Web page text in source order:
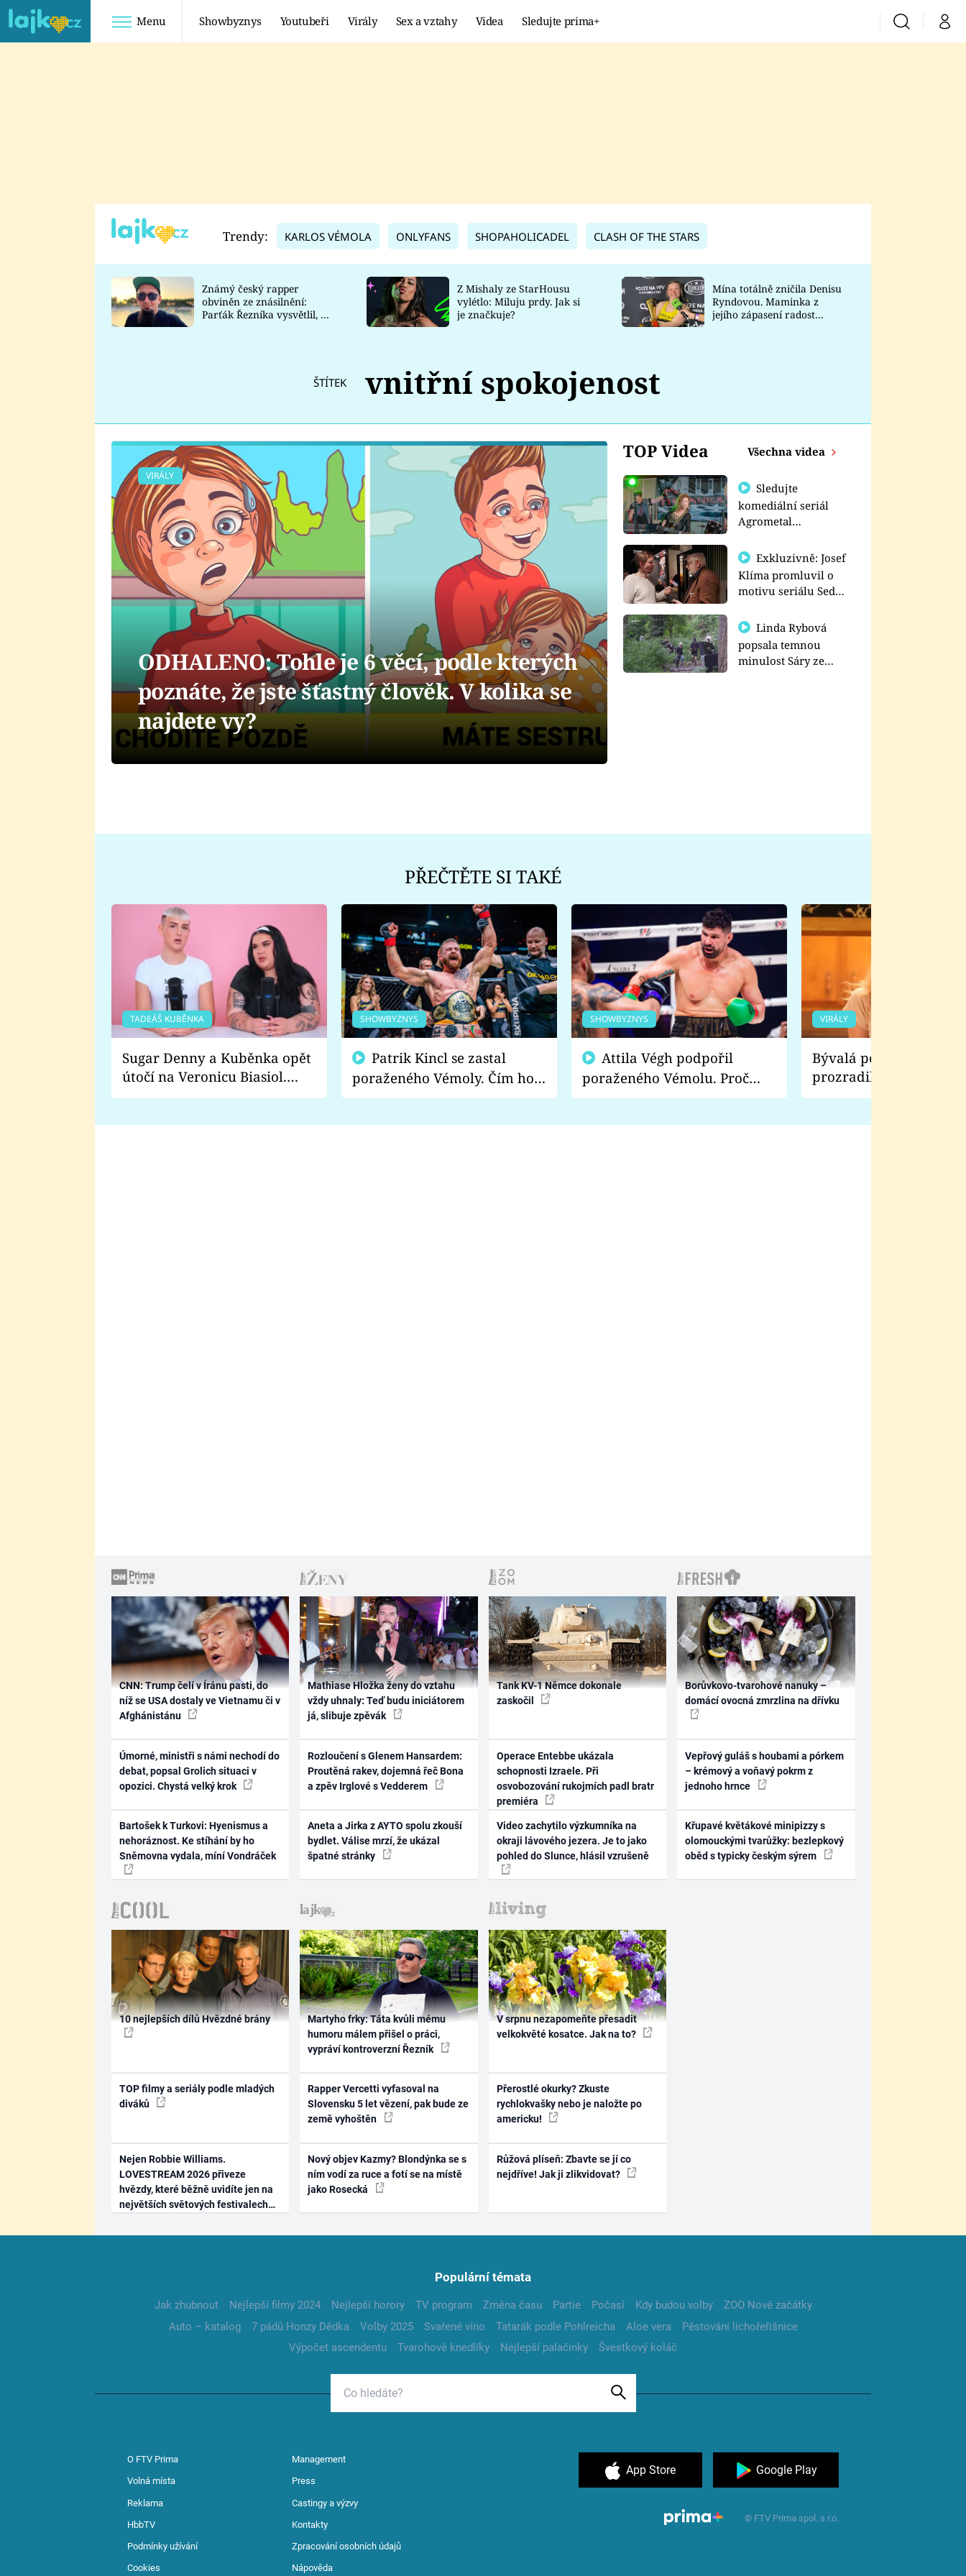
Menu Showbyznys Youtubeři Virály Sex a vztahy Videa Sledujte prima+ VyhledáváníMůj
TADEÁŠ KUBĚNKA
DATEL
Prima Lajk
Sledujte nás
Trendy: KARLOS VÉMOLA ONLYFANS SHOPAHOLICADEL CLASH OF THE STARS
Známý český rapper
obviněn ze znásilnění:
Parťák Řezníka vysvětlil, co
Z Mishaly ze StarHousu
vylétlo: Miluju prdy. Jak si
je značkuje?
Mína totálně zničila Denisu
Ryndovou. Maminka z
jejího zápasení radost
ŠTÍTEK vnitřní spokojenost
TOP Videa Všechna videa
Sledujte
komediální seriál
Agrometal
prima+
Exkluzivně: Josef
Klíma promluvil o
motivu seriálu Sedm
Linda Rybová
popsala temnou
minulost Sáry ze
VIRÁLY
ODHALENO: Tohle je 6 věcí, podle kterých
poznáte, že jste šťastný člověk. V kolika se
najdete vy?
PŘEČTĚTE SI TAKÉ
TADEÁŠ KUBĚNKA
Sugar Denny a Kuběnka opět
útočí na Veronicu Biasiol.
Proč je podle nich falešná a
SHOWBYZNYS
poraženého Vémoly. Čím ho
fanoušci naštvali?
SHOWBYZNYS
poraženého Vémolu. Proč
chce raději zápasit s ním než
VIRÁLY
Bývalá pornoherečka
prozradila, co ji
natáčení Euforie.
CNN: Trump čelí v Íránu pasti, do
níž se USA dostaly ve Vietnamu či v
Afghánistánu
Úmorné, ministři s námi nechodí do
debat, popsal Grolich situaci v
opozici. Chystá velký krok
Bartošek k Turkovi: Hyenismus a
nehoráznost. Ke stíhání by ho
Sněmovna vydala, míní Vondráček
Mathiase Hložka ženy do vztahu
vždy uhnaly: Teď budu iniciátorem
já, slibuje zpěvák
Rozloučení s Glenem Hansardem:
Proutěná rakev, dojemná řeč Bona
a zpěv Irglové s Vedderem
Aneta a Jirka z AYTO spolu zkouší
bydlet. Válise mrzí, že ukázal
špatné stránky
Tank KV-1 Němce dokonale
zaskočil
Operace Entebbe ukázala
schopnosti Izraele. Při
osvobozování rukojmích padl bratr
premiéra
Video zachytilo výzkumníka na
okraji lávového jezera. Je to jako
pohled do Slunce, hlásil vzrušeně
Borůvkovo-tvarohové nanuky –
domácí ovocná zmrzlina na dřívku
Vepřový guláš s houbami a pórkem
– krémový a voňavý pokrm z
jednoho hrnce
Křupavé květákové minipizzy s
olomouckými tvarůžky: bezlepkový
oběd s typicky českým sýrem
10 nejlepších dílů Hvězdné brány
TOP filmy a seriály podle mladých
diváků
Nejen Robbie Williams.
LOVESTREAM 2026 přiveze
hvězdy, které běžně uvidíte jen na
největších světových festivalech
Martyho frky: Táta kvůli mému
humoru málem přišel o práci,
vypráví kontroverzní Řezník
Rapper Vercetti vyfasoval na
Slovensku 5 let vězení, pak bude ze
země vyhoštěn
Nový objev Kazmy? Blondýnka se s
ním vodí za ruce a fotí se na místě
jako Rosecká
V srpnu nezapomeňte přesadit
velkokvěté kosatce. Jak na to?
Přerostlé okurky? Zkuste
rychlokvašky nebo je naložte po
americku!
Růžová plíseň: Zbavte se jí co
nejdříve! Jak ji zlikvidovat?
Populární témata
Jak zhubnout Nejlepší filmy 2024 Nejlepší horory TV program Změna času Partie Počasí Kdy budou volby
ZOO Nové začátky
Auto – katalog
7 pádů Honzy Dědka Volby 2025 Svařené víno Tatarák podle Pohlreicha Aloe vera
Pěstování lichořeřišnice
Výpočet ascendentu
Tvarohové knedlíky Nejlepší palačinky Švestkový koláč
O FTV Prima Management
Volná místa Press
Reklama Castingy a výzvy
HbbTV Kontakty
Podmínky užívání Zpracování osobních údajů
Cookies Nápověda
App Store Google Play
© FTV Prima spol. s r.o.